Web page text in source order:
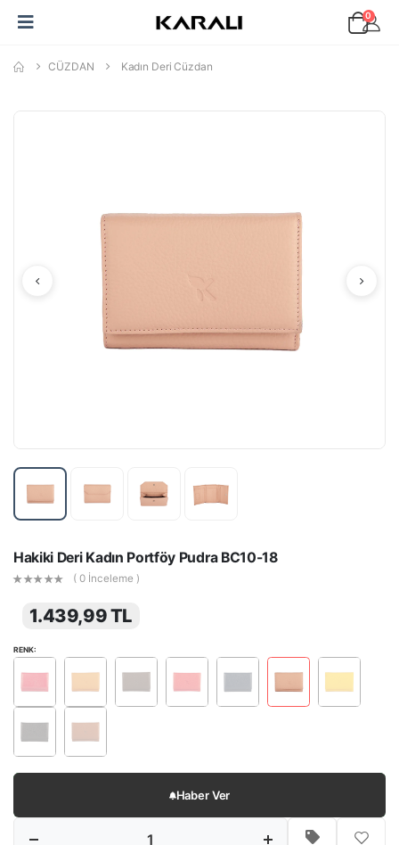
0
CÜZDAN Kadın Deri Cüzdan
Hakiki Deri Kadın Portföy Pudra BC10-18
( 0 İnceleme )
1.439,99 TL
RENK:
Haber Ver